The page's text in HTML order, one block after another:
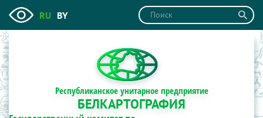
RU BY
Республиканское унитарное предприятие
БЕЛКАРТОГРАФИЯ